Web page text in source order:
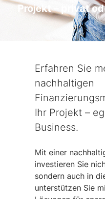
Projekt – privat
Erfahren Sie
nachhaltigen
Ihr Projekt –
Business.
Mit einer
investieren Sie
sondern auch in
unterstützen Sie